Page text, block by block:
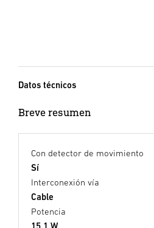
Datos técnicos
Breve resumen
Con detector de movimiento
Sí
Interconexión vía
Cable
Potencia